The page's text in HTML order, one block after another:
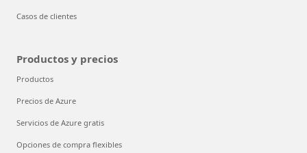
Casos de clientes
Productos y precios
Productos
Precios de Azure
Servicios de Azure gratis
Opciones de compra flexibles